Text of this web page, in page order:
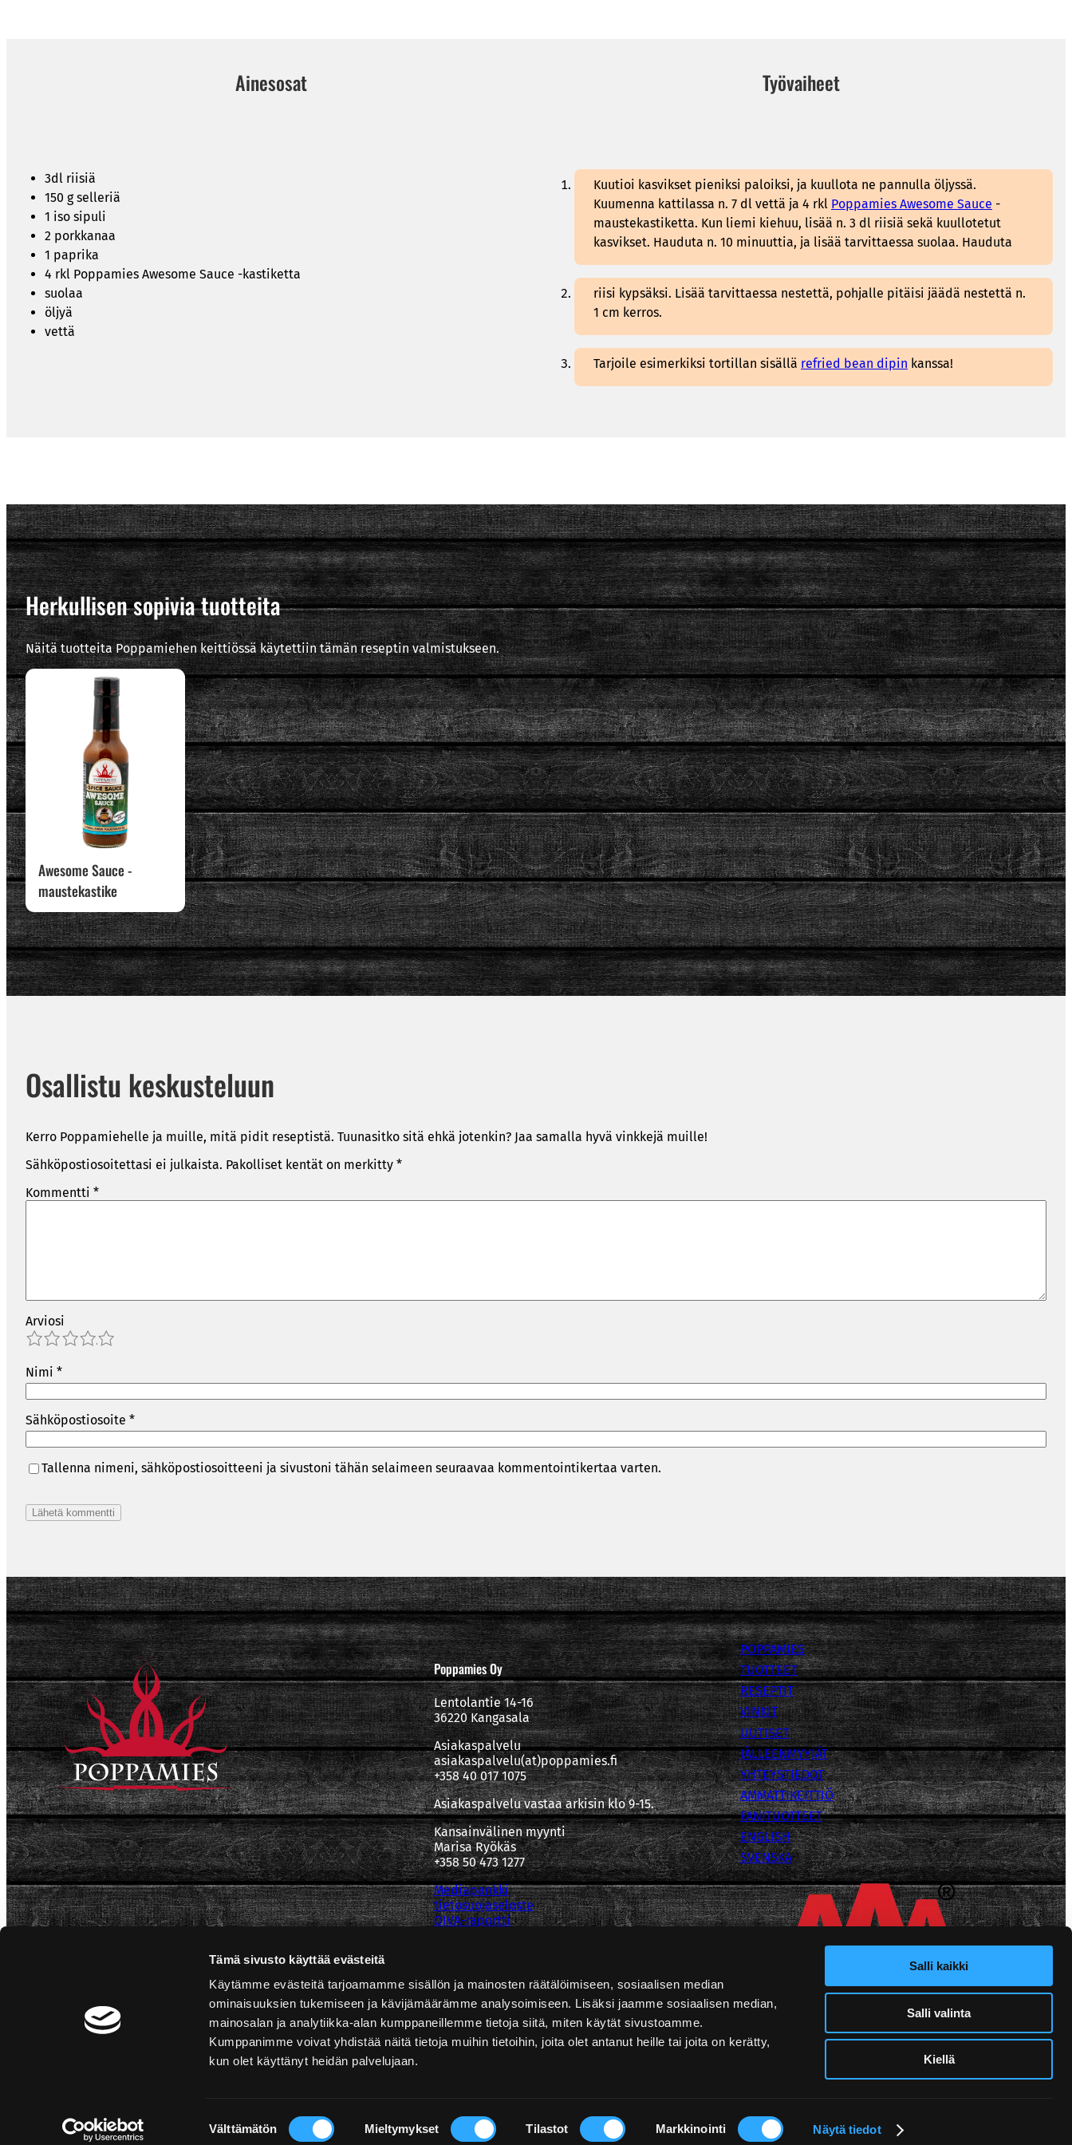
Tämä sivusto käyttää evästeitä
Käytämme evästeitä tarjoamamme sisällön ja mainosten räätälöimiseen, sosiaalisen median
ominaisuuksien tukemiseen ja kävijämäärämme analysoimiseen. Lisäksi jaamme sosiaalisen median,
mainosalan ja analytiikka-alan kumppaneillemme tietoja siitä, miten käytät sivustoamme.
Kumppanimme voivat yhdistää näitä tietoja muihin tietoihin, joita olet antanut heille tai joita on kerätty,
kun olet käyttänyt heidän palvelujaan.
Välttämätön Mieltymykset Tilastot Markkinointi Näytä tiedot
Salli kaikki
Salli valinta
Kiellä
Ainesosat Työvaiheet
3dl riisiä
150 g selleriä
1 iso sipuli
2 porkkanaa
1 paprika
4 rkl Poppamies Awesome Sauce -kastiketta
suolaa
öljyä
vettä
Kuutioi kasvikset pieniksi paloiksi, ja kuullota ne pannulla öljyssä.
Kuumenna kattilassa n. 7 dl vettä ja 4 rkl Poppamies Awesome Sauce -
maustekastiketta. Kun liemi kiehuu, lisää n. 3 dl riisiä sekä kuullotetut
kasvikset. Hauduta n. 10 minuuttia, ja lisää tarvittaessa suolaa. Hauduta
riisi kypsäksi. Lisää tarvittaessa nestettä, pohjalle pitäisi jäädä nestettä n.
1 cm kerros.
Tarjoile esimerkiksi tortillan sisällä refried bean dipin kanssa!
Herkullisen sopivia tuotteita
Näitä tuotteita Poppamiehen keittiössä käytettiin tämän reseptin valmistukseen.
Awesome Sauce -
maustekastike
Osallistu keskusteluun
Kerro Poppamiehelle ja muille, mitä pidit reseptistä. Tuunasitko sitä ehkä jotenkin? Jaa samalla hyvä vinkkejä muille!
Sähköpostiosoitettasi ei julkaista. Pakolliset kentät on merkitty *
Kommentti *
Arviosi
4
3
2
1
Nimi *
Sähköpostiosoite *
Tallenna nimeni, sähköpostiosoitteeni ja sivustoni tähän selaimeen seuraavaa kommentointikertaa varten.
Poppamies Oy
Lentolantie 14-16
36220 Kangasala
Asiakaspalvelu
asiakaspalvelu(at)poppamies.fi
+358 40 017 1075
Asiakaspalvelu vastaa arkisin klo 9-15.
Kansainvälinen myynti
Marisa Ryökäs
+358 50 473 1277
Mediapankki
tietosuojaseloste
OIVA-raportti
POPPAMIES
TUOTTEET
RESEPTIT
VINKIT
UUTISET
JÄLLEENMYYJÄT
YHTEYSTIEDOT
AMMATTIKEITTIÖ
FANITUOTTEET
ENGLISH
SVENSKA
Copyright @ Poppamies